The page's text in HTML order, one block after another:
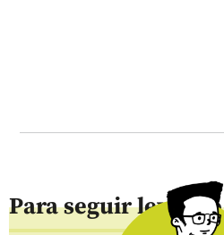
Para seguir leyendo